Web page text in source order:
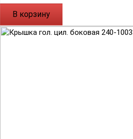
В корзину